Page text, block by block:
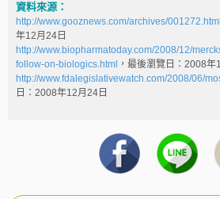
資料來源：
http://www.gooznews.com/archives/
年12月24日
http://www.biopharmatoday.com/2008/12/
follow-on-biologics.html ，最後瀏覽日：2008年
http://www.fdalegislativewatch.com/2008/06/
日：2008年12月24日